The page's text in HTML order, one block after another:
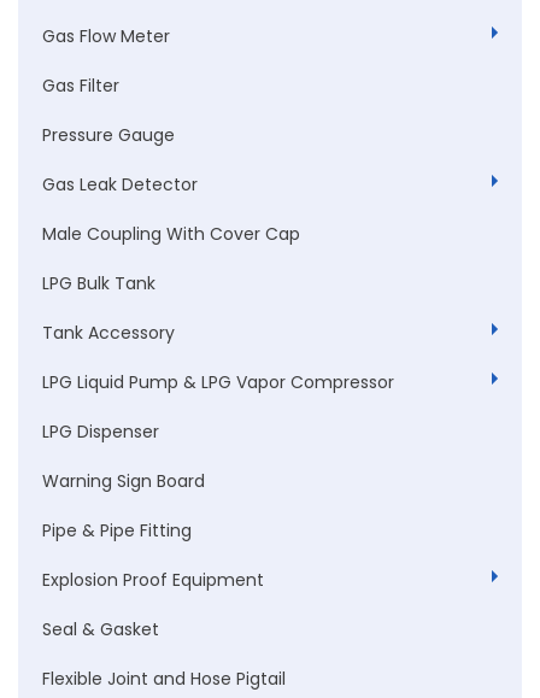
Gas Flow Meter
Gas Filter
Pressure Gauge
Gas Leak Detector
Male Coupling With Cover Cap
LPG Bulk Tank
Tank Accessory
LPG Liquid Pump & LPG Vapor Compressor
LPG Dispenser
Warning Sign Board
Pipe & Pipe Fitting
Explosion Proof Equipment
Seal & Gasket
Flexible Joint and Hose Pigtail